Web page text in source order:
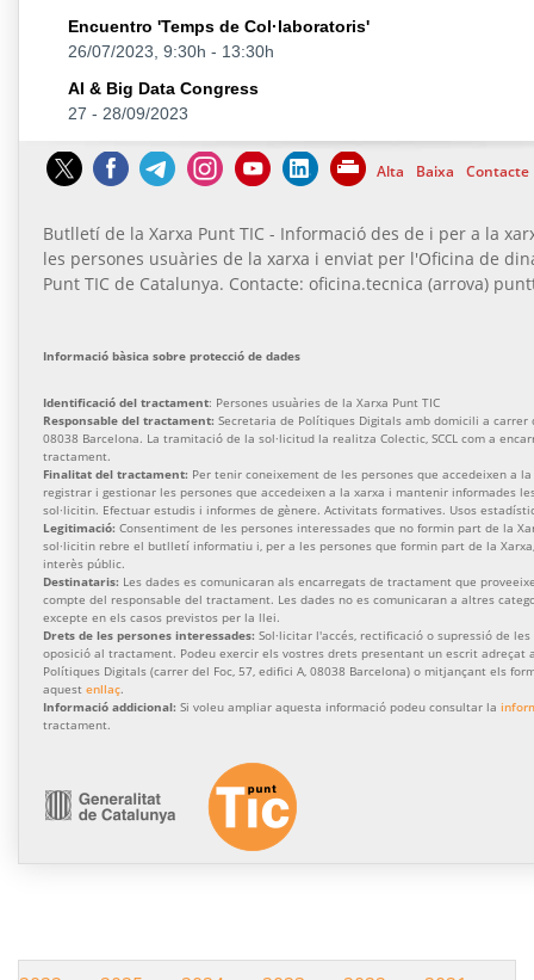
Encuentro 'Temps de Col·laboratoris'
26/07/2023, 9:30h - 13:30h
AI & Big Data Congress
27 - 28/09/2023
Alta Baixa Contacte
Butlletí de la Xarxa Punt TIC - Informació des de i per a la
les persones usuàries de la xarxa i enviat per l'Oficina de
Punt TIC de Catalunya. Contacte: oficina.tecnica (arrova)
Informació bàsica sobre protecció de dades
Identificació del tractament: Persones usuàries de la Xarxa Punt TIC
Responsable del tractament: Secretaria de Polítiques Digitals amb domicili a carrer
08038 Barcelona. La tramitació de la sol·licitud la realitza Colectic, SCCL com a
tractament.
Finalitat del tractament: Per tenir coneixement de les persones que accedeixen a la
registrar i gestionar les persones que accedeixen a la xarxa i mantenir informades
sol·licitin. Efectuar estudis i informes de gènere. Activitats formatives. Usos
Legitimació: Consentiment de les persones interessades que no formin part de la
sol·licitin rebre el butlletí informatiu i, per a les persones que formin part de la
interès públic.
Destinataris: Les dades es comunicaran als encarregats de tractament que
compte del responsable del tractament. Les dades no es comunicaran a altres
excepte en els casos previstos per la llei.
Drets de les persones interessades: Sol·licitar l'accés, rectificació o supressió de
oposició al tractament. Podeu exercir els vostres drets presentant un escrit adreçat
Polítiques Digitals (carrer del Foc, 57, edifici A, 08038 Barcelona) o mitjançant els
aquest enllaç.
Informació addicional: Si voleu ampliar aquesta informació podeu consultar la
tractament.